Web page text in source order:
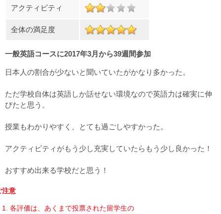
アクティビティ
全体の満足度
一般英語コースに2017年3月から39週間参加
日本人の割合が少ないと聞いていたがかなり多かった。
ただ学校自体は英語しか話せない環境なので英語力は確実に伸
びたと思う。
授業もわかりやすく、とても過ごしやすかった。
アクティビティがもう少し充実していたらもう少し良かった！
おすすめ出来る学校だと思う！
注意
各評価は、あくまで投票された留学生の